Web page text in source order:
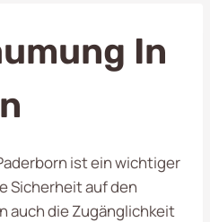
In
ist ein wichtiger
Sicherheit auf den
auch die Zugänglichkeit